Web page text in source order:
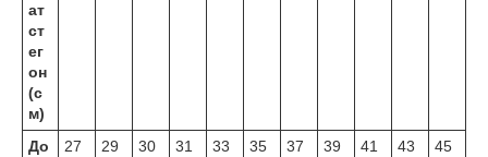
ат
ст
ег
он
(с
м)
До
27 29 30 31 33 35 37 39 41 43 45